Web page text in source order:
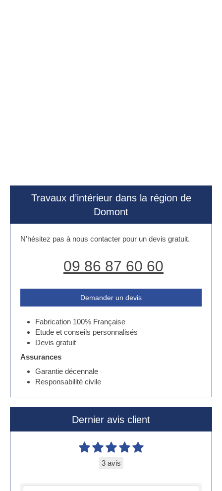
Travaux d’intérieur dans la région de
Domont
N'hésitez pas à nous contacter pour un devis gratuit.
09 86 87 60 60
Demander un devis
Fabrication 100% Française
Etude et conseils personnalisés
Devis gratuit
Assurances
Garantie décennale
Responsabilité civile
Dernier avis client
3 avis